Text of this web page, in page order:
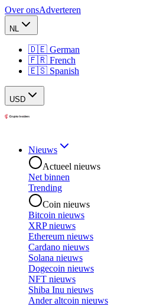
Over onsAdverteren
NL
🇩🇪 German
🇫🇷 French
🇪🇸 Spanish
USD
Nieuws
Actueel nieuws
Net binnen
Trending
Coin nieuws
Bitcoin nieuws
XRP nieuws
Ethereum nieuws
Cardano nieuws
Solana nieuws
Dogecoin nieuws
NFT nieuws
Shiba Inu nieuws
Ander altcoin nieuws